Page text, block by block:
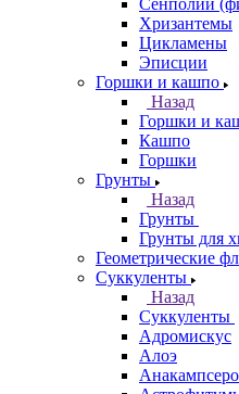
Сенполии
Хризантемы
Цикламены
Эписции
Горшки и кашпо
Назад
Горшки и
Кашпо
Горшки
Грунты
Назад
Грунты
Грунты для
Геометрические
Суккуленты
Назад
Суккуленты
Адромискус
Алоэ